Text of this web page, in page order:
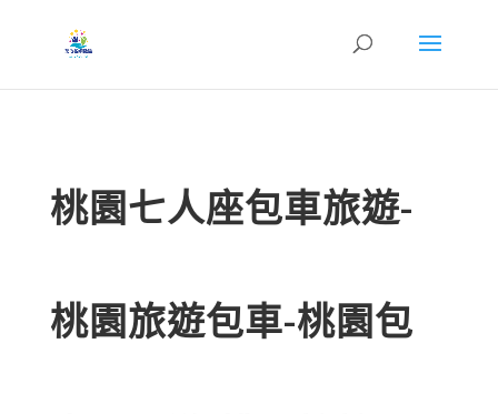
桃園七人座包車旅遊-
桃園旅遊包車-桃園包